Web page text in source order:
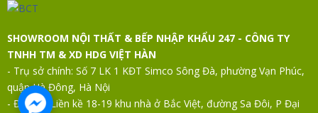
SHOWROOM NỘI THẤT & BẾP NHẬP KHẨU 247 - CÔNG TY
TNHH TM & XD HDG VIỆT HÀN
- Trụ sở chính: Số 7 LK 1 KĐT Simco Sông Đà, phường Vạn Phúc,
quận Hà Đông, Hà Nội
- Địa chỉ: Liền kề 18-19 khu nhà ở Bắc Việt, đường Sa Đôi, P Đại